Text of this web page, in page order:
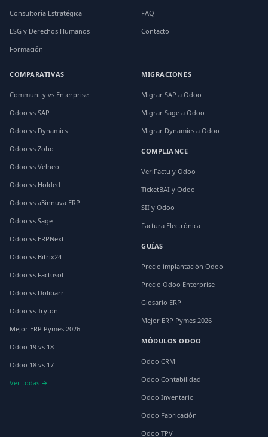
Consultoría Estratégica
ESG y Derechos Humanos
Formación
FAQ
Contacto
COMPARATIVAS
Community vs Enterprise
Odoo vs SAP
Odoo vs Dynamics
Odoo vs Zoho
Odoo vs Velneo
Odoo vs Holded
Odoo vs a3innuva ERP
Odoo vs Sage
Odoo vs ERPNext
Odoo vs Bitrix24
Odoo vs Factusol
Odoo vs Dolibarr
Odoo vs Tryton
Mejor ERP Pymes 2026
Odoo 19 vs 18
Odoo 18 vs 17
Ver todas →
MIGRACIONES
Migrar SAP a Odoo
Migrar Sage a Odoo
Migrar Dynamics a Odoo
COMPLIANCE
VeriFactu y Odoo
TicketBAI y Odoo
SII y Odoo
Factura Electrónica
GUÍAS
Precio implantación Odoo
Precio Odoo Enterprise
Glosario ERP
Mejor ERP Pymes 2026
MÓDULOS ODOO
Odoo CRM
Odoo Contabilidad
Odoo Inventario
Odoo Fabricación
Odoo TPV